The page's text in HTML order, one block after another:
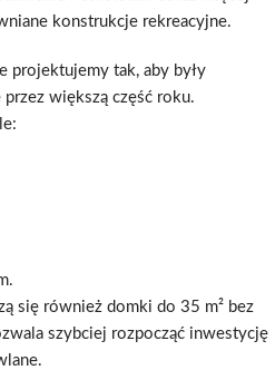
konstrukcje rekreacyjne.
projektujemy tak, aby były
większą część roku.
się również domki do 35 m² bez
szybciej rozpocząć inwestycję